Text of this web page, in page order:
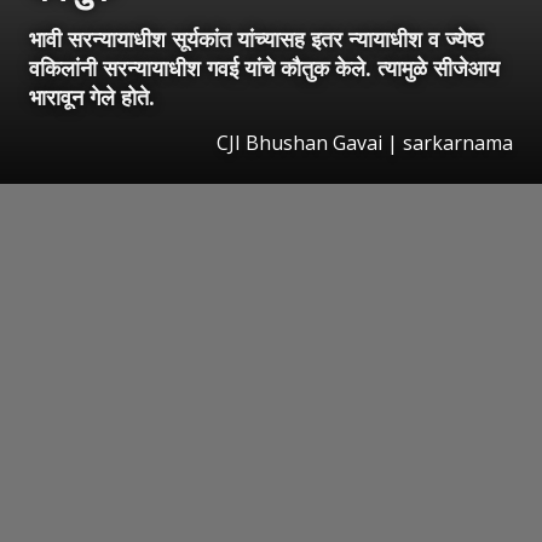
भावी सरन्यायाधीश सूर्यकांत यांच्यासह इतर न्यायाधीश व ज्येष्ठ
वकिलांनी सरन्यायाधीश गवई यांचे कौतुक केले. त्यामुळे सीजेआय
भारावून गेले होते.
CJI Bhushan Gavai | sarkarnama